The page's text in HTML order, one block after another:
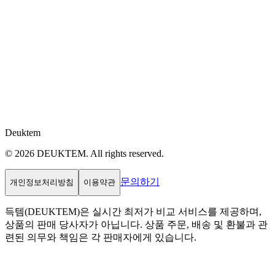
Deuktem
© 2026 DEUKTEM. All rights reserved.
개인정보처리방침 이용약관 문의하기
득템(DEUKTEM)은 실시간 최저가 비교 서비스를 제공하며,
상품의 판매 당사자가 아닙니다. 상품 주문, 배송 및 환불과 관
련된 의무와 책임은 각 판매자에게 있습니다.